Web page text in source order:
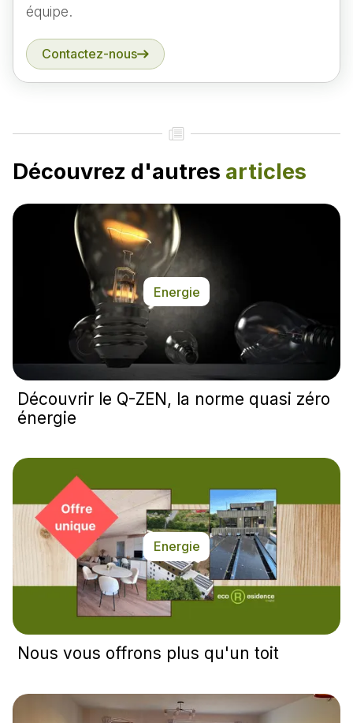
équipe.
Contactez-nous
Découvrez d'autres articles
Energie
Découvrir le Q-ZEN, la norme quasi zéro
énergie
Energie
Nous vous offrons plus qu'un toit